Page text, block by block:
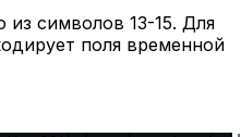
из символов 13-15. Для
поля временной